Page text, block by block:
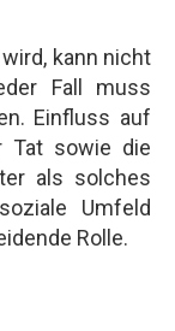
kann nicht
Fall muss
Einfluss auf
Tat sowie die
als solches
Umfeld
Rolle.